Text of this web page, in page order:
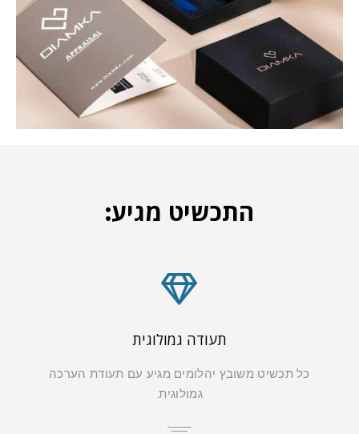
התכשיט מגיע:
תעודה גמולוגית
כל תכשיט משובץ יהלומים מגיע עם תעודת הערכה
גמולוגית.